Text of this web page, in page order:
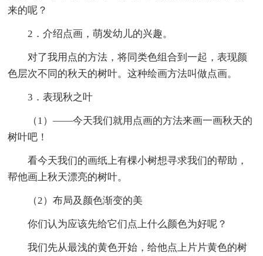
来的呢？
2．介绍点画，萌发幼儿的兴趣。
对了我用点的方法，将同类色组合到一起，表现颜
色层次不同的秋天的树叶。这种绘画方法叫做点画。
3．表现秋之叶
（1）——今天我们就用点画的方法来画一画秋天的
树叶吧！
看今天我们的画纸上有棵小树想寻求我们的帮助，
帮他画上秋天漂亮的树叶。
（2）布局及颜色渐变的美
你们认为应该先给它们点上什么颜色为好呢？
我们先从最浅的黄色开始，给他点上片片黄色的树